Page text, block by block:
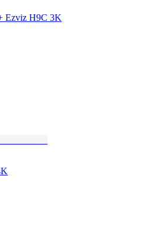
Ezviz H9C 3K